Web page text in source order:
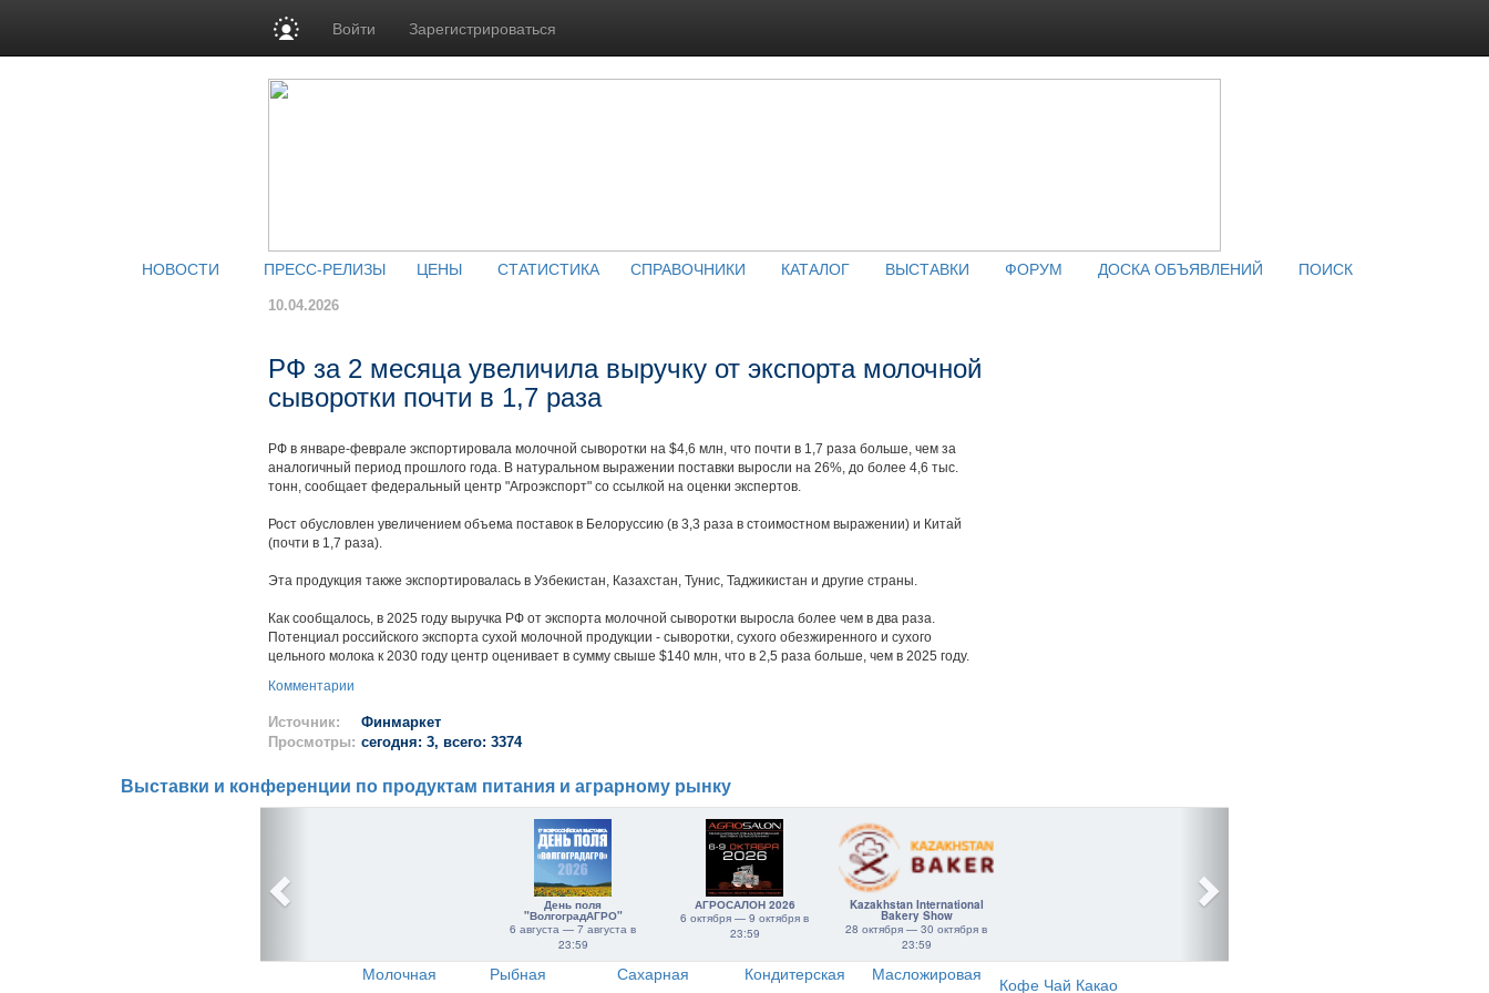
Войти Зарегистрироваться
НОВОСТИ ПРЕСС-РЕЛИЗЫ ЦЕНЫ СТАТИСТИКА СПРАВОЧНИКИ КАТАЛОГ ВЫСТАВКИ ФОРУМ ДОСКА ОБЪЯВЛЕНИЙ ПОИСК
10.04.2026
РФ за 2 месяца увеличила выручку от экспорта молочной
сыворотки почти в 1,7 раза
РФ в январе-феврале экспортировала молочной сыворотки на $4,6 млн, что почти в 1,7 раза больше, чем за
аналогичный период прошлого года. В натуральном выражении поставки выросли на 26%, до более 4,6 тыс.
тонн, сообщает федеральный центр "Агроэкспорт" со ссылкой на оценки экспертов.
Рост обусловлен увеличением объема поставок в Белоруссию (в 3,3 раза в стоимостном выражении) и Китай
(почти в 1,7 раза).
Эта продукция также экспортировалась в Узбекистан, Казахстан, Тунис, Таджикистан и другие страны.
Как сообщалось, в 2025 году выручка РФ от экспорта молочной сыворотки выросла более чем в два раза.
Потенциал российского экспорта сухой молочной продукции - сыворотки, сухого обезжиренного и сухого
цельного молока к 2030 году центр оценивает в сумму свыше $140 млн, что в 2,5 раза больше, чем в 2025 году.
Комментарии
Источник:
Финмаркет
Просмотры: сегодня: 3, всего: 3374
Выставки и конференции по продуктам питания и аграрному рынку
День поля
"ВолгоградАГРО"
6 августа — 7 августа в
23:59
АГРОСАЛОН 2026
6 октября — 9 октября в
23:59
Kazakhstan International
Bakery Show
28 октября — 30 октября в
23:59
Молочная
Рыбная
Сахарная
Кондитерская
Масложировая
Кофе Чай Какао